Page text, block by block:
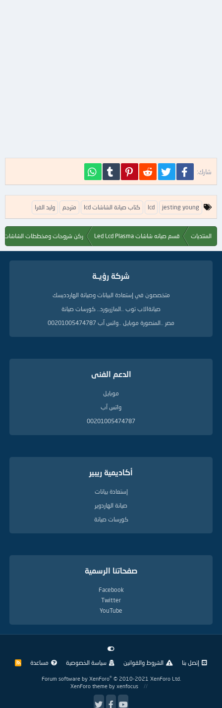
شارك: فيسبوك تويتر Reddit
Pinterest
Tumblr
ا
ل
م
ا
jesting young
lcd كتاب صيانة الشاشات lcd مترجم وليد الفرا
المنتديات قسم صيانه شاشات Led Lcd Plasma ركن شروحات ومخططات الشاشات
شركة رؤيــة
متخصصون في إستعادة البيانات وصيانة الهاردديسك
صيانةالاب توب ..المازربورد.. كورسات صيانة
مصر ..المنصورة موبايل ..واتس آب 00201005474787
الدعم الفنى
موبايل
واتس آب
00201005474787
أكاديمية ريبير
إستعادة بيانات
صيانة الهاردوير
كورسات صيانة
صفحاتنا الرسمية
Facebook
Twitter
YouTube
إتصل بنا الشروط والقوانين سياسة الخصوصية مساعدة
R
Forum software by XenForo® © 2010-2021 XenForo Ltd.
XenForo theme by xenfocus